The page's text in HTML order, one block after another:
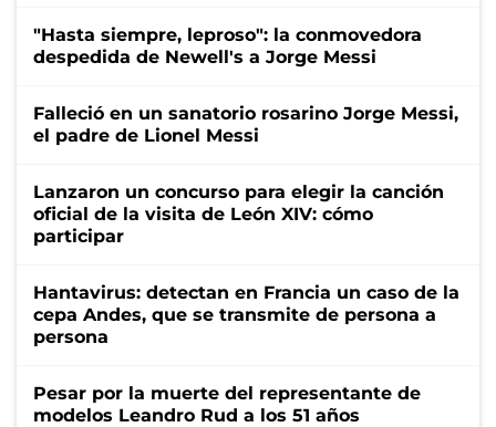
"Hasta siempre, leproso": la conmovedora
despedida de Newell's a Jorge Messi
Falleció en un sanatorio rosarino Jorge Messi,
el padre de Lionel Messi
Lanzaron un concurso para elegir la canción
oficial de la visita de León XIV: cómo
participar
Hantavirus: detectan en Francia un caso de la
cepa Andes, que se transmite de persona a
persona
Pesar por la muerte del representante de
modelos Leandro Rud a los 51 años